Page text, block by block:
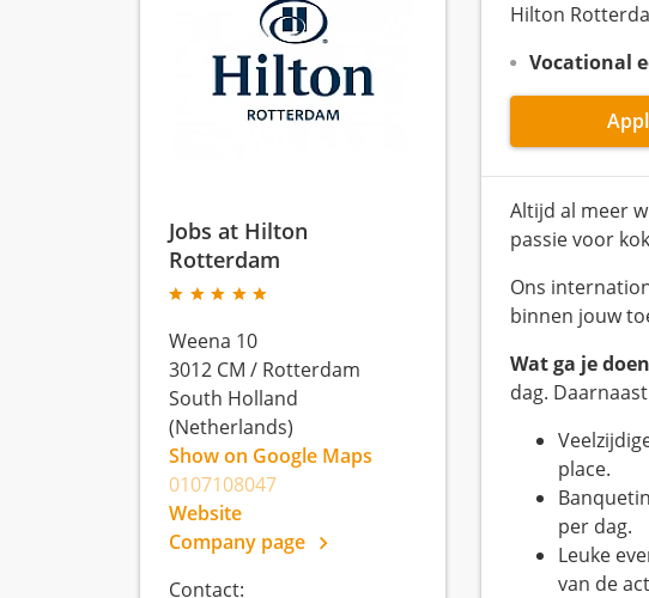
Hilton
Vocational
Altijd al meer
passie voor
Ons
binnen jouw
Wat ga je
dag.
place.
per dag.
Leuke
van de
Jobs at Hilton
Rotterdam
Weena 10
3012 CM / Rotterdam
South Holland
(Netherlands)
Show on Google Maps
0107108047
Website
Company page
Contact: